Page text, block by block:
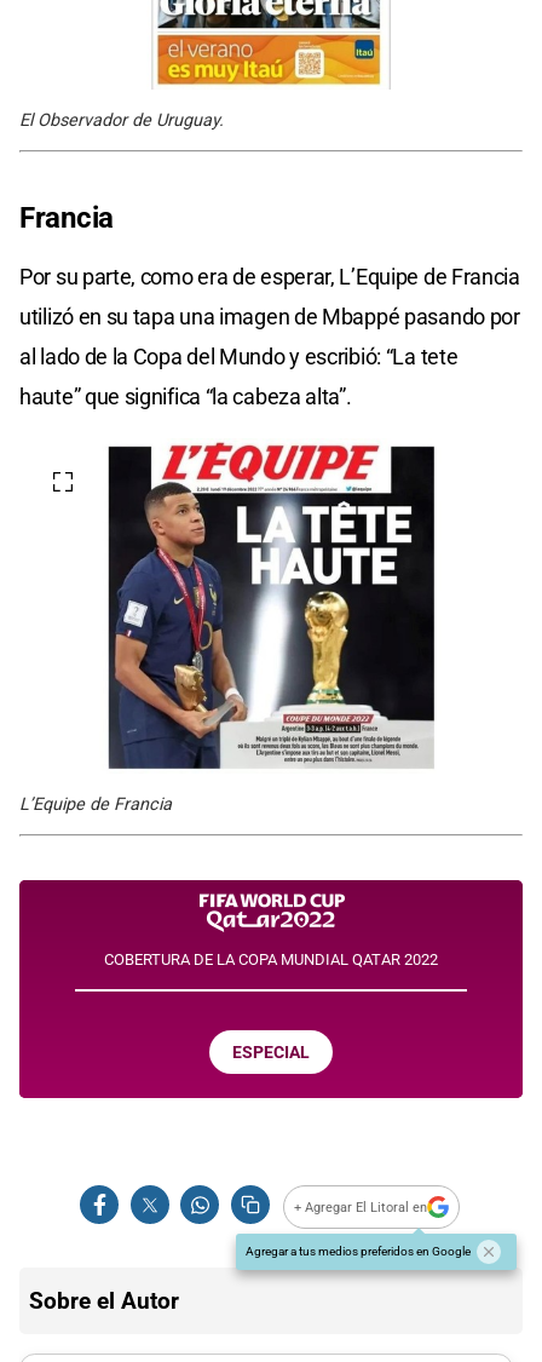
El Observador de Uruguay.
Francia
Por su parte, como era de esperar, L’Equipe de Francia
utilizó en su tapa una imagen de Mbappé pasando por
al lado de la Copa del Mundo y escribió: “La tete
haute” que significa “la cabeza alta”.
L’Equipe de Francia
COBERTURA DE LA COPA MUNDIAL QATAR 2022
ESPECIAL
+ Agregar El Litoral en
Agregar a tus medios preferidos en Google
Sobre el Autor